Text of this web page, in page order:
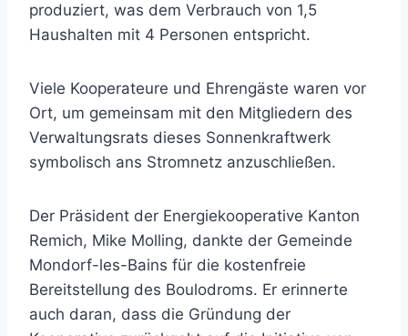
produziert, was dem Verbrauch von 1,5
Haushalten mit 4 Personen entspricht.
Viele Kooperateure und Ehrengäste waren vor
Ort, um gemeinsam mit den Mitgliedern des
Verwaltungsrats dieses Sonnenkraftwerk
symbolisch ans Stromnetz anzuschließen.
Der Präsident der Energiekooperative Kanton
Remich, Mike Molling, dankte der Gemeinde
Mondorf-les-Bains für die kostenfreie
Bereitstellung des Boulodroms. Er erinnerte
auch daran, dass die Gründung der